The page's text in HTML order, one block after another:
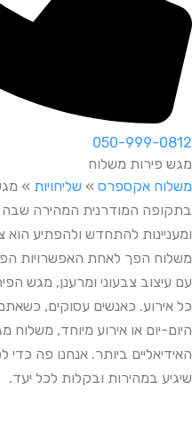
050-999-0812
מגש פירות משלוח
משלוח אקספרס » שליחויות »
בתקופה המודרנית המהירה שבה
ומעניינות להתחדש ולהפתיע
משלוח הפך לאחת האפשרויות
עם עיצוב צבעוני ומרענן, מגש
כל אירוע. כאנשים עסוקים,
היום-יום או אירוע מיוחד,
האידיאליים ביותר. אנחנו פה
שיגיע במהירות ובקלות לכל יעד.